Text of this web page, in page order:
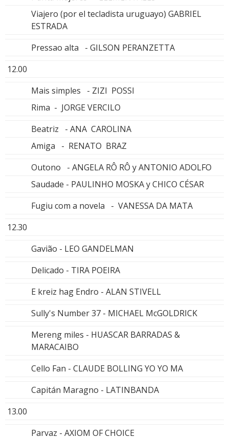
Viajero (por el tecladista uruguayo) GABRIEL
ESTRADA
Pressao alta - GILSON PERANZETTA
12.00
Mais simples - ZIZI POSSI
Rima - JORGE VERCILO
Beatriz - ANA CAROLINA
Amiga - RENATO BRAZ
Outono - ANGELA RÔ RÔ y ANTONIO ADOLFO
Saudade - PAULINHO MOSKA y CHICO CÉSAR
Fugiu com a novela - VANESSA DA MATA
12.30
Gavião - LEO GANDELMAN
Delicado - TIRA POEIRA
E kreiz hag Endro - ALAN STIVELL
Sully's Number 37 - MICHAEL McGOLDRICK
Mereng miles - HUASCAR BARRADAS &
MARACAIBO
Cello Fan - CLAUDE BOLLING YO YO MA
Capitán Maragno - LATINBANDA
13.00
Parvaz - AXIOM OF CHOICE